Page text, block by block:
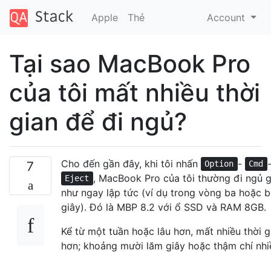
Apple Thẻ Account
Tại sao MacBook Pro
của tôi mất nhiều thời
gian để đi ngủ?
7 Cho đến gần đây, khi tôi nhấn Option - Cmd -
Eject , MacBook Pro của tôi thường đi ngủ
như ngay lập tức (ví dụ trong vòng ba hoặc
giây). Đó là MBP 8.2 với ổ SSD và RAM 8GB.
Kể từ một tuần hoặc lâu hơn, mất nhiều thời
hơn; khoảng mười lăm giây hoặc thậm chí